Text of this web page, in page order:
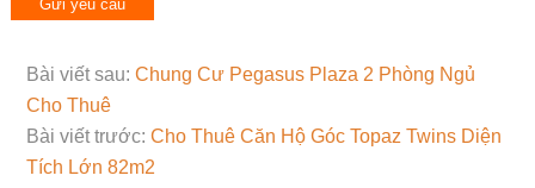
Bài viết sau: Chung Cư Pegasus Plaza 2 Phòng Ngủ
Cho Thuê
Bài viết trước: Cho Thuê Căn Hộ Góc Topaz Twins Diện
Tích Lớn 82m2